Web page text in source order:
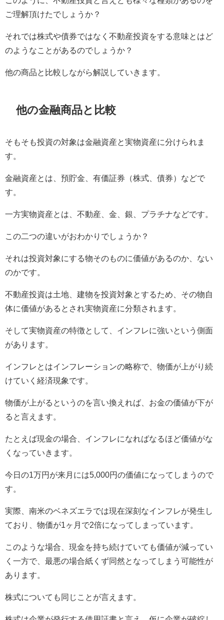
ご理解頂けたでしょうか？
それでは株式や債券ではなく不動産投資をする意味とはど
のようなことがあるのでしょうか？
他の商品と比較しながら解説していきます。
他の金融商品と比較
そもそも投資の対象は金融資産と実物資産に分けられま
す。
金融資産とは、預貯金、有価証券（株式、債券）などで
す。
一方実物資産とは、不動産、金、銀、プラチナなどです。
この二つの違いがおわかりでしょうか？
それは投資対象にする物そのものに価値があるのか、ない
のかです。
不動産投資は土地、建物を投資対象とするため、その物自
体に価値があるとされ実物資産に分類されます。
そして実物資産の特徴として、インフレに強いという側面
があります。
インフレとはインフレーションの略称で、物価が上がり続
けていく経済現象です。
物価が上がるというのを言い換えれば、お金の価値が下が
ると言えます。
たとえば現金の場合、インフレになればなるほど価値がな
くなっていきます。
今日の1万円が来月には5,000円の価値になってしまうので
す。
実際、南米のベネズエラでは現在深刻なインフレが発生し
ており、物価が1ヶ月で2倍になってしまっています。
このような場合、現金を持ち続けていても価値が減ってい
く一方で、最悪の場合紙くず同然となってしまう可能性が
あります。
株式についても同じことが言えます。